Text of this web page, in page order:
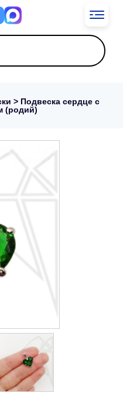
> Подвеска сердце с
(родий)